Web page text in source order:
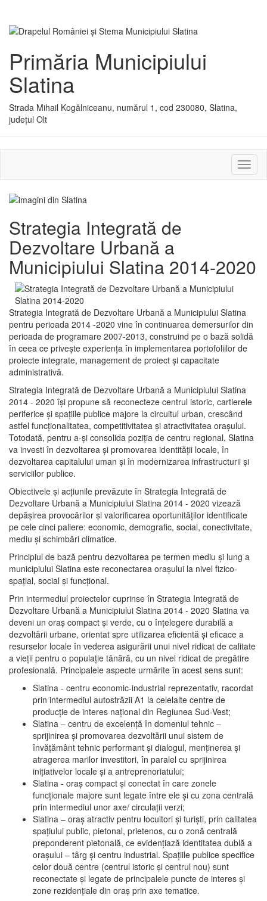
Primăria Municipiului
Slatina
Strada Mihail Kogălniceanu, numărul 1, cod 230080, Slatina,
județul Olt
sau
Strategia Integrată de
Dezvoltare Urbană a
Municipiului Slatina 2014-2020
Strategia Integrată de Dezvoltare Urbană a Municipiului Slatina
pentru perioada 2014 -2020 vine în continuarea demersurilor din
perioada de programare 2007-2013, construind pe o bază solidă
în ceea ce priveşte experienţa în implementarea portofoliilor de
proiecte integrate, management de proiect și capacitate
administrativă.
Strategia Integrată de Dezvoltare Urbană a Municipiului Slatina
2014 - 2020 își propune să reconecteze centrul istoric, cartierele
periferice şi spaţiile publice majore la circuitul urban, crescând
astfel funcţionalitatea, competitivitatea şi atractivitatea oraşului.
Totodată, pentru a-şi consolida poziţia de centru regional, Slatina
va investi în dezvoltarea şi promovarea identităţii locale, în
dezvoltarea capitalului uman şi în modernizarea infrastructurii şi
serviciilor publice.
Obiectivele şi acţiunile prevăzute în Strategia Integrată de
Dezvoltare Urbană a Municipiului Slatina 2014 - 2020 vizează
depășirea provocărilor şi valorificarea oportunităţilor identificate
pe cele cinci paliere: economic, demografic, social, conectivitate,
mediu şi schimbări climatice.
Principiul de bază pentru dezvoltarea pe termen mediu şi lung a
municipiului Slatina este reconectarea oraşului la nivel fizico-
spaţial, social şi funcţional.
Prin intermediul proiectelor cuprinse în Strategia Integrată de
Dezvoltare Urbană a Municipiului Slatina 2014 - 2020 Slatina va
deveni un oraş compact şi verde, cu o înţelegere durabilă a
dezvoltării urbane, orientat spre utilizarea eficientă şi eficace a
resurselor locale în vederea asigurării unui nivel ridicat de calitate
a vieţii pentru o populaţie tânără, cu un nivel ridicat de pregătire
profesională. Principalele aspecte urmărite în acest sens sunt:
Slatina - centru economic-industrial reprezentativ, racordat
prin intermediul autostrăzii A1 la celelalte centre de
producţie de interes naţional din Regiunea Sud-Vest;
Slatina – centru de excelenţă în domeniul tehnic –
sprijinirea şi promovarea dezvoltării unui sistem de
învăţământ tehnic performant şi dialogul, menţinerea şi
atragerea marilor investitori, în paralel cu sprijinirea
iniţiativelor locale şi a antreprenoriatului;
Slatina - oraş compact şi conectat în care zonele
funcţionale majore sunt legate între ele şi cu zona centrală
prin intermediul unor axe/ circulații verzi;
Slatina – oraş atractiv pentru locuitori şi turişti, prin calitatea
spaţiului public, pietonal, prietenos, cu o zonă centrală
preponderent pietonală, ce evidenţiază identitatea dublă a
oraşului – târg şi centru industrial. Spaţiile publice specifice
celor două centre (centrul istoric şi centrul nou) sunt
reconectate şi legate de principalele puncte de interes şi
zone rezidenţiale din oraş prin axe tematice.